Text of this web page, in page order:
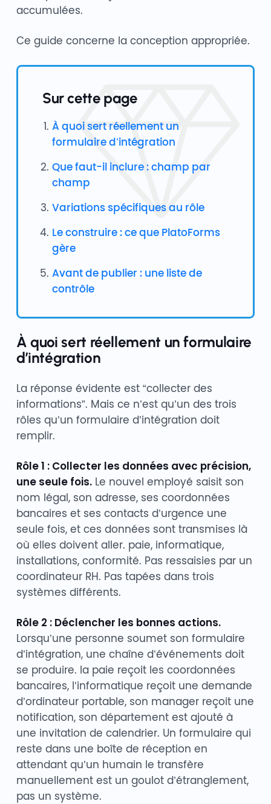
accumulées.
Ce guide concerne la conception appropriée.
Sur cette page
À quoi sert réellement un
formulaire d’intégration
Que faut-il inclure : champ par
champ
Variations spécifiques au rôle
Le construire : ce que PlatoForms
gère
Avant de publier : une liste de
contrôle
À quoi sert réellement un formulaire
d’intégration
La réponse évidente est “collecter des
informations”. Mais ce n’est qu’un des trois
rôles qu’un formulaire d’intégration doit
remplir.
Rôle 1 : Collecter les données avec précision,
une seule fois.Le nouvel employé saisit son
nom légal, son adresse, ses coordonnées
bancaires et ses contacts d’urgence une
seule fois, et ces données sont transmises là
où elles doivent aller. paie, informatique,
installations, conformité. Pas ressaisies par un
coordinateur RH. Pas tapées dans trois
systèmes différents.
Rôle 2 : Déclencher les bonnes actions.
Lorsqu’une personne soumet son formulaire
d’intégration, une chaîne d’événements doit
se produire. la paie reçoit les coordonnées
bancaires, l’informatique reçoit une demande
d’ordinateur portable, son manager reçoit une
notification, son département est ajouté à
une invitation de calendrier. Un formulaire qui
reste dans une boîte de réception en
attendant qu’un humain le transfère
manuellement est un goulot d’étranglement,
pas un système.